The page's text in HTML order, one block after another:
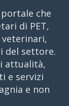
che
di PET,
del settore.
attualità,
e servizi
e non